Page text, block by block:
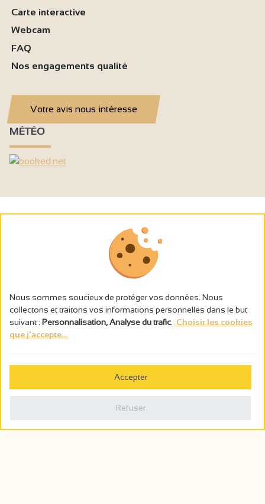
Carte interactive
Webcam
FAQ
Nos engagements qualité
Votre avis nous intéresse
MÉTÉO
L’abus d’alcool est dangereux pour la santé, à consommer avec
Politique de confidentialité
Nous sommes soucieux de protéger vos données. Nous
collectons et traitons vos informations personnelles dans le but
suivant : Personnalisation, Analyse du trafic Choisir les cookies
que j'accepte...
Accepter
Refuser